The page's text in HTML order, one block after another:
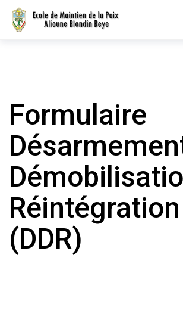
Skip
Formulaire
Réintégration
(DDR)